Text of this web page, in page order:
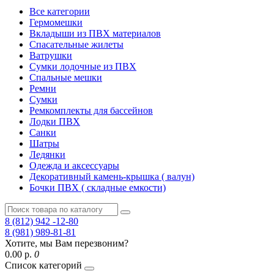
Все категории
Гермомешки
Вкладыши из ПВХ материалов
Спасательные жилеты
Ватрушки
Сумки лодочные из ПВХ
Спальные мешки
Ремни
Сумки
Ремкомплекты для бассейнов
Лодки ПВХ
Санки
Шатры
Ледянки
Одежда и аксессуары
Декоративный камень-крышка ( валун)
Бочки ПВХ ( складные емкости)
8 (812) 942 -12-80
8 (981) 989-81-81
Хотите, мы Вам перезвоним?
0.00 р. 0
Список категорий